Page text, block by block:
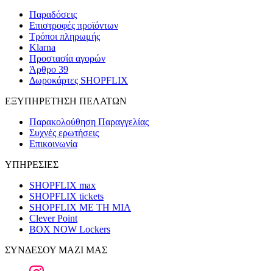
Παραδόσεις
Επιστροφές προϊόντων
Τρόποι πληρωμής
Klarna
Προστασία αγορών
Άρθρο 39
Δωροκάρτες SHOPFLIX
ΕΞΥΠΗΡΕΤΗΣΗ ΠΕΛΑΤΩΝ
Παρακολούθηση Παραγγελίας
Συχνές ερωτήσεις
Επικοινωνία
ΥΠΗΡΕΣΙΕΣ
SHOPFLIX max
SHOPFLIX tickets
SHOPFLIX ΜΕ ΤΗ ΜΙΑ
Clever Point
BOX NOW Lockers
ΣΥΝΔΕΣΟΥ ΜΑΖΙ ΜΑΣ